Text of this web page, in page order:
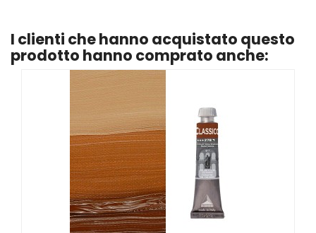
I clienti che hanno acquistato questo
prodotto hanno comprato anche: